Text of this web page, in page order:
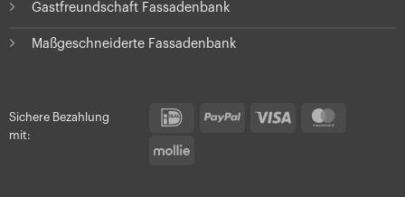
Gastfreundschaft Fassadenbank
Maßgeschneiderte Fassadenbank
Sichere Bezahlung
mit:
IDeal PayPal Visa
Mollie